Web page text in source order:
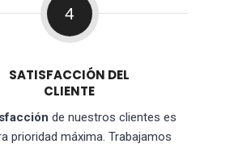
4
SATISFACCIÓN DEL
CLIENTE
de nuestros clientes es
prioridad máxima. Trabajamos